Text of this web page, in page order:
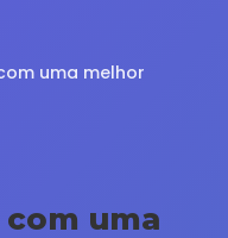
uma melhor
uma